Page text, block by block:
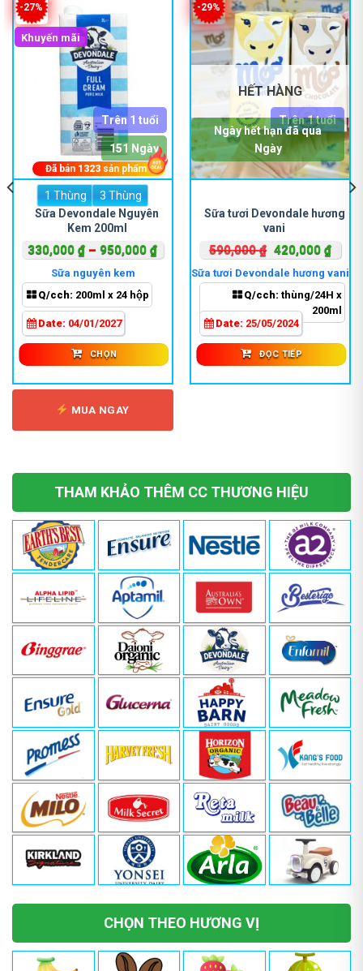
-27%
Khuyến mãi
1 Thùng
3 Thùng
Sữa Devondale Nguyên
Kem 200ml
330,000₫ – 950,000₫Khoảng
950,000 ₫
Sữa nguyên kem
Q/cch: 200ml x 24 hộp
Date: 04/01/2027
Trên 1 tuổi
151 Ngày
Đã bán 1323sản phẩm
CHỌN
Sản
phẩm
này
có
nhiều
biến
thể.
Các
tùy
chọn
có
thể
chọn
trên
phẩm
MUA NGAY
-29%
HẾT HÀNG
Sữa tươi Devondale hương
vani
590,000₫ Giá
gốc
là:
590,000 ₫.
420,000 ₫Giá
hiện
tại
là:
Sữa tươi Devondale hương vani
Q/cch:thùng/24H x
200ml
Date: 25/05/2024
Trên 1 tuổi
Ngày hết hạn đã qua
Ngày
ĐỌC TIẾP
₫
₫
THAM KHẢO THÊM CC THƯƠNG HIỆU
CHỌN THEO HƯƠNG VỊ